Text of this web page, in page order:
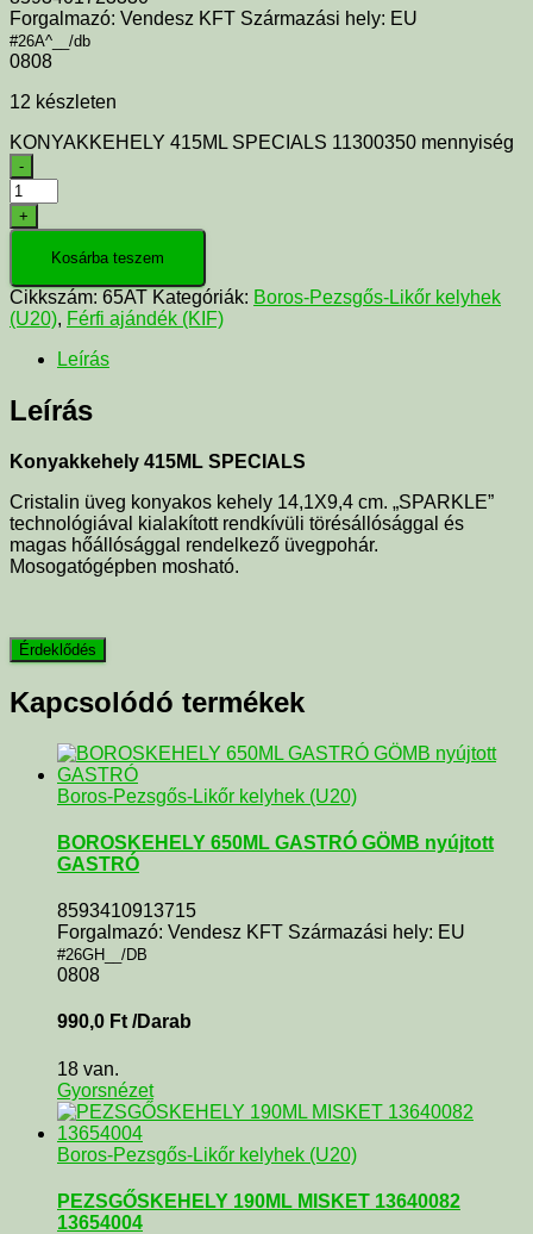
Forgalmazó: Vendesz KFT Származási hely: EU
#26A^__/db
0808
12 készleten
KONYAKKEHELY 415ML SPECIALS 11300350 mennyiség
-
+
Kosárba teszem
Cikkszám: 65AT Kategóriák: Boros-Pezsgős-Likőr kelyhek
(U20), Férfi ajándék (KIF)
Leírás
Leírás
Konyakkehely 415ML SPECIALS
Cristalin üveg konyakos kehely 14,1X9,4 cm. „SPARKLE”
technológiával kialakított rendkívüli törésállósággal és
magas hőállósággal rendelkező üvegpohár.
Mosogatógépben mosható.
Kapcsolódó termékek
Boros-Pezsgős-Likőr kelyhek (U20)
BOROSKEHELY 650ML GASTRÓ GÖMB nyújtott
GASTRÓ
8593410913715
Forgalmazó: Vendesz KFT Származási hely: EU
#26GH__/DB
0808
990,0 Ft /Darab
18 van.
Gyorsnézet
Boros-Pezsgős-Likőr kelyhek (U20)
PEZSGŐSKEHELY 190ML MISKET 13640082
13654004